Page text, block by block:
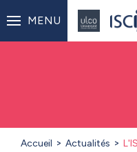
MENU
Accueil Actualités